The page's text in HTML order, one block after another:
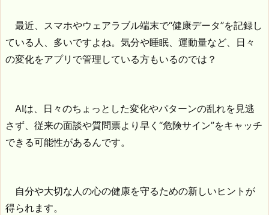
最近、スマホやウェアラブル端末で“健康データ”を記録し
ている人、多いですよね。気分や睡眠、運動量など、日々
の変化をアプリで管理している方もいるのでは？
AIは、日々のちょっとした変化やパターンの乱れを見逃
さず、従来の面談や質問票より早く“危険サイン”をキャッチ
できる可能性があるんです。
自分や大切な人の心の健康を守るための新しいヒントが
得られます。